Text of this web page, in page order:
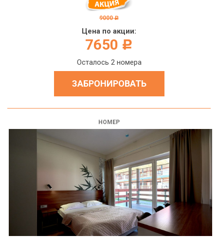
9000 c
Цена по акции:
7650 c
Осталось 2 номера
ЗАБРОНИРОВАТЬ
НОМЕР